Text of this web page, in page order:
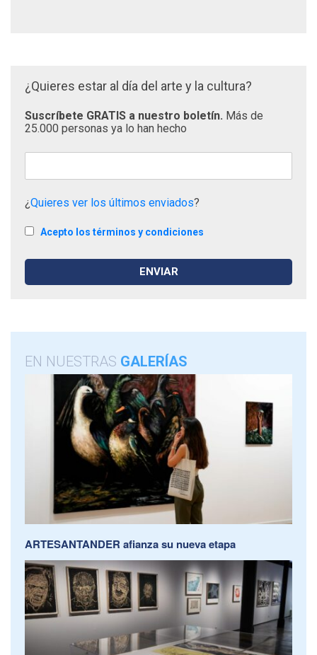
¿Quieres estar al día del arte y la cultura?
Suscríbete GRATIS a nuestro boletín. Más de
25.000 personas ya lo han hecho
¿Quieres ver los últimos enviados?
Acepto los términos y condiciones
EN NUESTRAS GALERÍAS
ARTESANTANDER afianza su nueva etapa